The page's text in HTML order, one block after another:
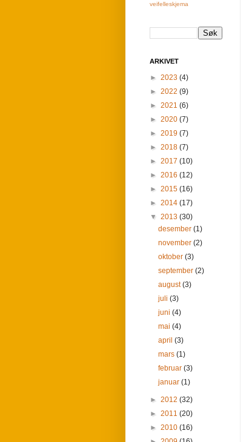
veifelleskjema
ARKIVET
► 2023 (4)
► 2022 (9)
► 2021 (6)
► 2020 (7)
► 2019 (7)
► 2018 (7)
► 2017 (10)
► 2016 (12)
► 2015 (16)
► 2014 (17)
▼ 2013 (30)
desember(1)
november(2)
oktober(3)
september(2)
august(3)
juli(3)
juni(4)
mai(4)
april(3)
mars(1)
februar(3)
januar(1)
► 2012 (32)
► 2011 (20)
► 2010 (16)